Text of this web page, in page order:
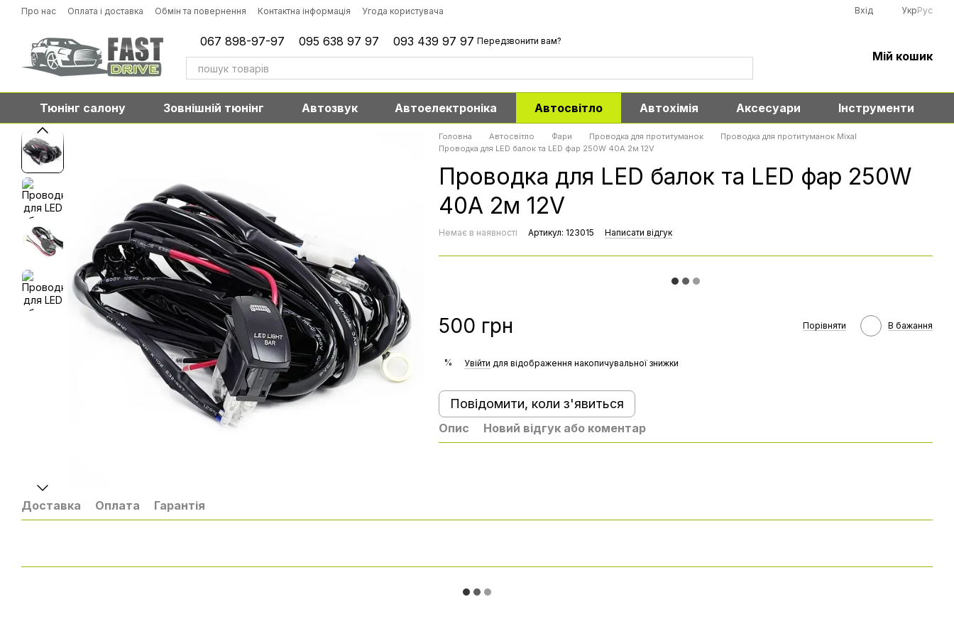
Перейти до основного контенту
Про нас Оплата і доставка Обмін та повернення Контактна інформація Угода користувача Вхід УкрРус
067 898-97-97 095 638 97 97 093 439 97 97 Передзвонити вам?
Мій кошик
Тюнінг салону Зовнішній тюнінг Автозвук Автоелектроніка Автосвітло Автохімія Аксесуари Інструменти
Головна Автосвітло Фари Проводка для протитуманок
Проводка для протитуманок Mixal
Проводка для LED балок та LED фар 250W 40A 2м 12V
Проводка для LED балок та LED фар 250W
40A 2м 12V
Немає в наявності Артикул: 123015 Написати відгук
500 грн Порівняти В бажання
% Увійти для відображення накопичувальної знижки
Повідомити, коли з'явиться
Опис Новий відгук або коментар
Доставка Оплата Гарантія